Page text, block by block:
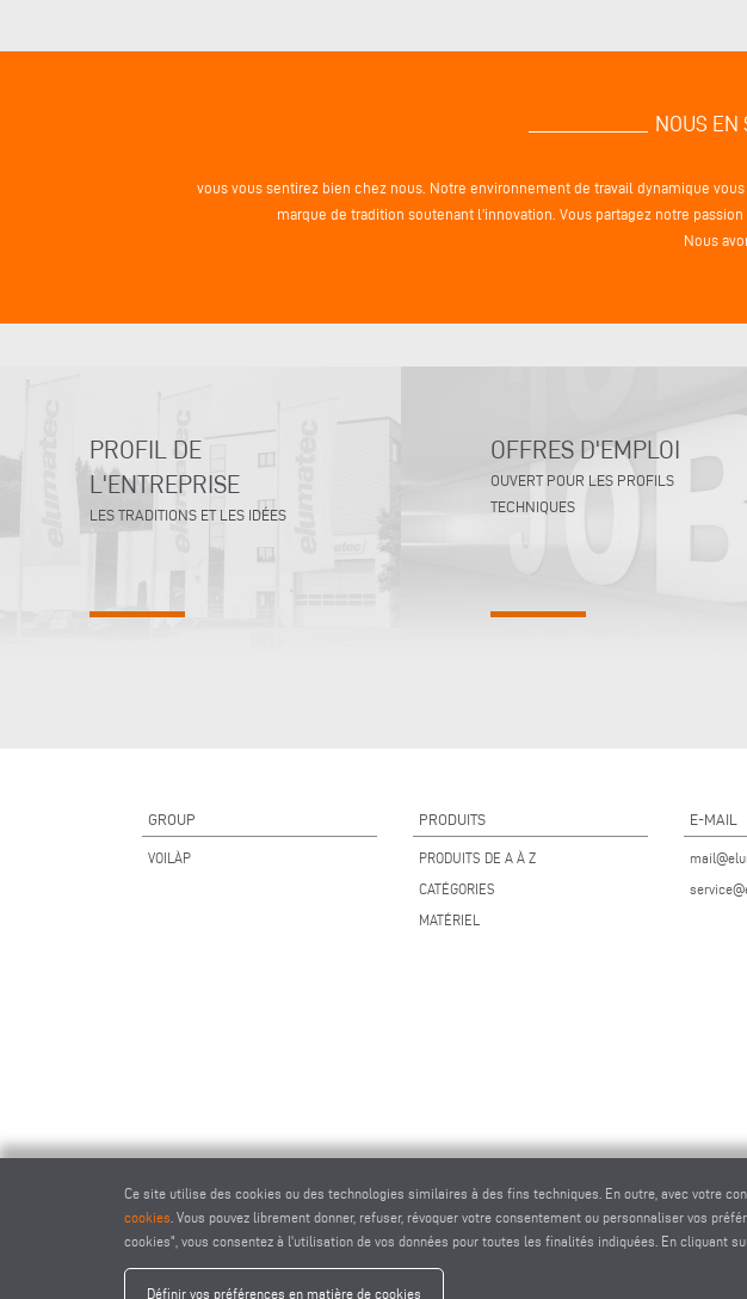
NOUS EN
vous vous sentirez bien chez nous. Notre environnement de travail dynamique
marque de tradition soutenant l'innovation. Vous partagez notre
Nous
PROFIL DE
L'ENTREPRISE
LES TRADITIONS ET LES IDÉES
OFFRES D'EMPLOI
OUVERT POUR LES PROFILS
TECHNIQUES
GROUP
VOILÀP
PRODUITS
PRODUITS DE A À Z
CATÉGORIES
MATÉRIEL
E-MAIL
Ce site utilise des cookies ou des technologies similaires à des fins techniques. En outre, avec votre
cookies . Vous pouvez librement donner, refuser, révoquer votre consentement ou personnaliser vos
cookies", vous consentez à l'utilisation de vos données pour toutes les finalités indiquées. En cliquant
Définir vos préférences en matière de cookies